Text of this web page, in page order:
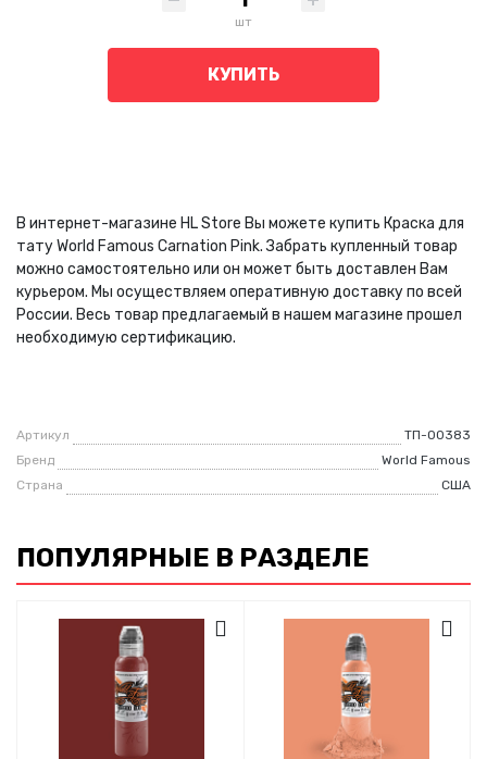
шт
КУПИТЬ
В интернет-магазине HL Store Вы можете купить Краска для
тату World Famous Carnation Pink. Забрать купленный товар
можно самостоятельно или он может быть доставлен Вам
курьером. Мы осуществляем оперативную доставку по всей
России. Весь товар предлагаемый в нашем магазине прошел
необходимую сертификацию.
Артикул
ТП-00383
Бренд
World Famous
Страна
США
ПОПУЛЯРНЫЕ В РАЗДЕЛЕ